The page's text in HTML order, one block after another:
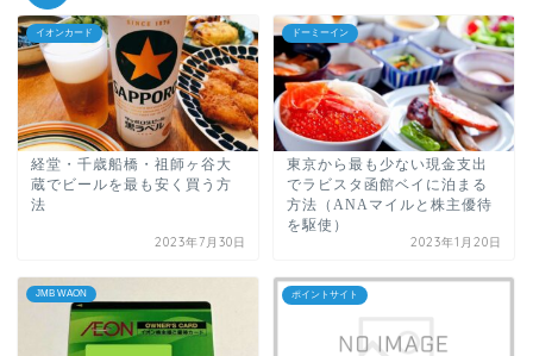
イオンカード
経堂・千歳船橋・祖師ヶ谷大
蔵でビールを最も安く買う方
法
2023年7月30日
ドーミーイン
東京から最も少ない現金支出
でラビスタ函館ベイに泊まる
方法（ANAマイルと株主優待
を駆使）
2023年1月20日
JMB WAON ポイントサイト